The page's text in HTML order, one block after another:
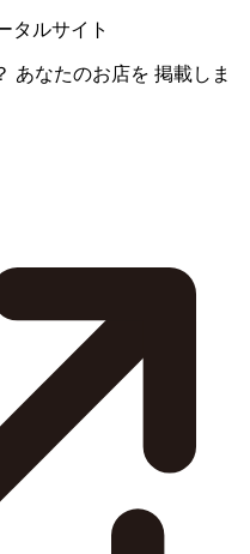
タルサイト
あなたのお店を 掲載しま